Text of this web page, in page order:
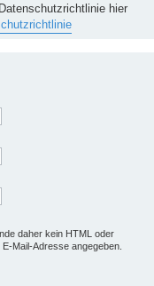
hier
daher kein HTML oder
Mail-Adresse angegeben.